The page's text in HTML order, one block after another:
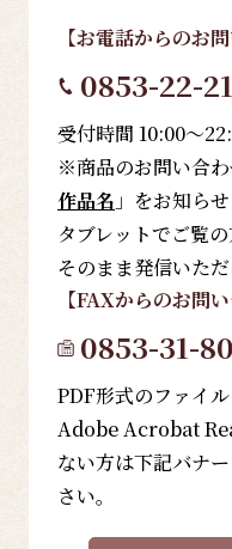
【お電話からのお
0853-22-
受付時間 10:00～
※商品のお問い合
作品名 」をお知ら
タブレットでご覧
そのまま発信いただ
【FAXからのお問
0853-31-
PDF形式のファイ
Adobe Acrobat
ない方は下記バナ
さい。